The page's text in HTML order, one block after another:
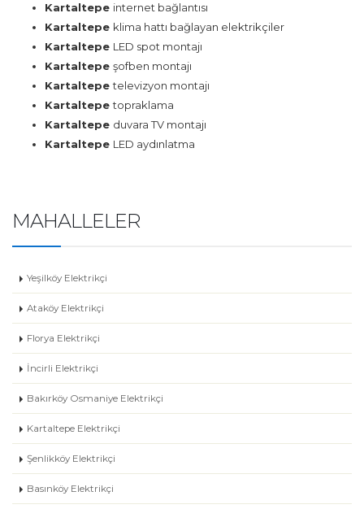
Kartaltepe internet bağlantısı
Kartaltepe klima hattı bağlayan elektrikçiler
Kartaltepe LED spot montajı
Kartaltepe şofben montajı
Kartaltepetelevizyon montajı
Kartaltepetopraklama
Kartaltepe duvara TV montajı
Kartaltepe LED aydınlatma
MAHALLELER
Yeşilköy Elektrikçi
Ataköy Elektrikçi
Florya Elektrikçi
İncirli Elektrikçi
Bakırköy Osmaniye Elektrikçi
Kartaltepe Elektrikçi
Şenlikköy Elektrikçi
Basınköy Elektrikçi